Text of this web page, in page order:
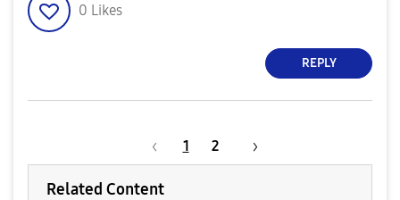
0 Likes
REPLY
1 2
Related Content